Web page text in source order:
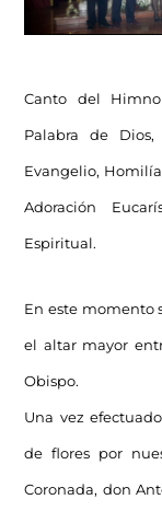
Canto del
Palabra de Dios,
Evangelio,
Adoración
Espiritual.
En este momento
el altar mayor
Obispo.
Una vez
de flores por
Coronada, don